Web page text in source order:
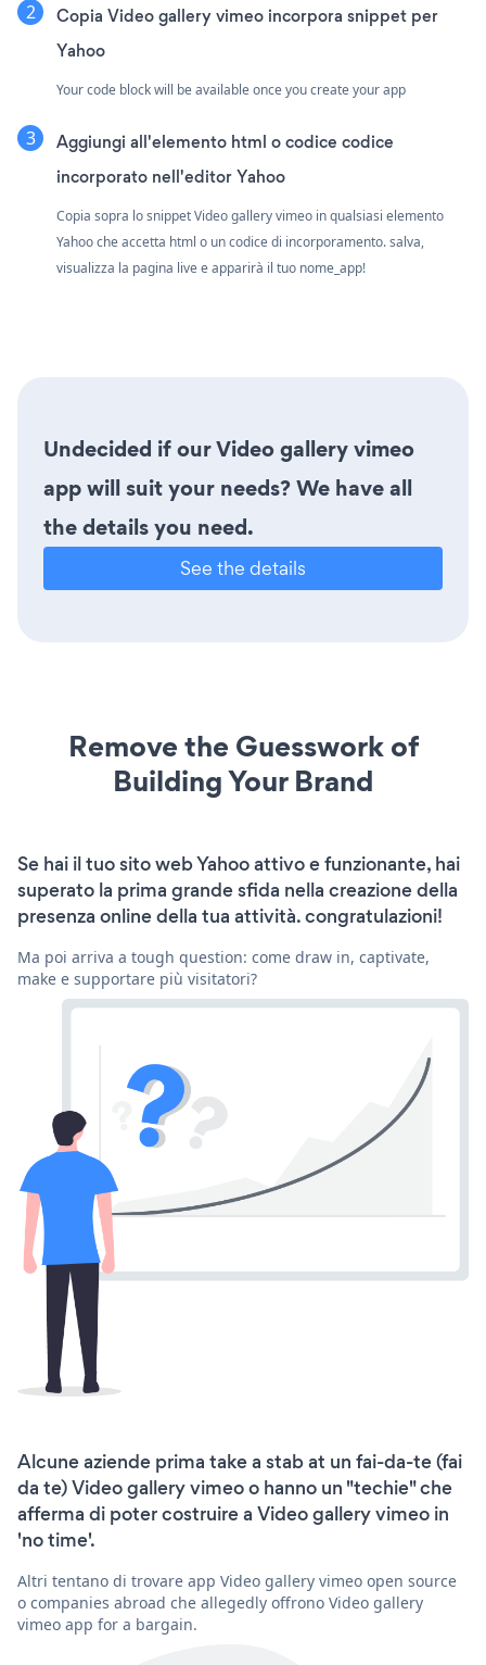
Copia Video gallery vimeo incorpora snippet per
Yahoo
Your code block will be available once you create your app
Aggiungi all'elemento html o codice codice
incorporato nell'editor Yahoo
Copia sopra lo snippet Video gallery vimeo in qualsiasi elemento
Yahoo che accetta html o un codice di incorporamento. salva,
visualizza la pagina live e apparirà il tuo nome_app!
Undecided if our Video gallery vimeo
app will suit your needs? We have all
the details you need.
See the details
Remove the Guesswork of
Building Your Brand
Se hai il tuo sito web Yahoo attivo e funzionante, hai
superato la prima grande sfida nella creazione della
presenza online della tua attività. congratulazioni!
Ma poi arriva a tough question: come draw in, captivate,
make e supportare più visitatori?
Alcune aziende prima take a stab at un fai-da-te (fai
da te) Video gallery vimeo o hanno un "techie" che
afferma di poter costruire a Video gallery vimeo in
'no time'.
Altri tentano di trovare app Video gallery vimeo open source
o companies abroad che allegedly offrono Video gallery
vimeo app for a bargain.